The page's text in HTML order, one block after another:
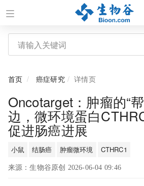
首页 癌症研究 详情页
Oncotarget：肿瘤的“
边，微环境蛋白
促进肠癌进展
小鼠 结肠癌 肿瘤微环境 CTHRC1
来源：生物谷原创 2026-06-04 09:46